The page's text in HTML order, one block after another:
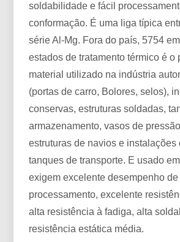
soldabilidade e fácil
conformação. É uma liga típica
série Al-Mg. Fora do país, 5754
estados de tratamento térmico é o
material utilizado na indústria
(portas de carro, Bolores, selos),
conservas, estruturas soldadas,
armazenamento, vasos de
estruturas de navios e instalações
tanques de transporte. E usado
exigem excelente desempenho de
processamento, excelente
alta resistência à fadiga, alta
resistência estática média.